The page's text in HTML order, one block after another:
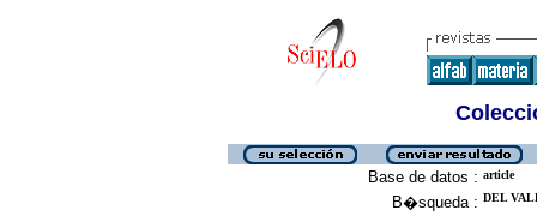
Base de datos : article
B�squeda : DEL